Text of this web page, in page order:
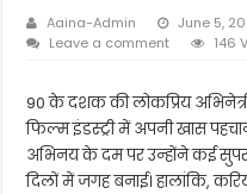
Aaina-Admin June 5,
Leave a comment
146
90 के दशक की लोकप्रिय
फिल्म इंडस्ट्री में अपनी खास
अभिनय के दम पर उन्होंने कई
दिलों में जगह बनाई। हालांकि,